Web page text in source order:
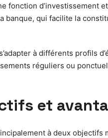
fonction
banque, qui facilite la
à différents profils
réguliers ou
et
à deux objectifs